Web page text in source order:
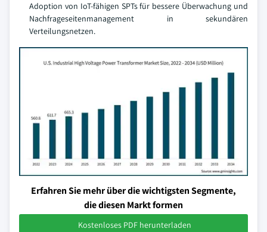
Adoption von IoT-fähigen SPTs für bessere Überwachung und
Nachfrageseitenmanagement in sekundären
Verteilungsnetzen.
Erfahren Sie mehr über die wichtigsten Segmente,
die diesen Markt formen
Kostenloses PDF herunterladen